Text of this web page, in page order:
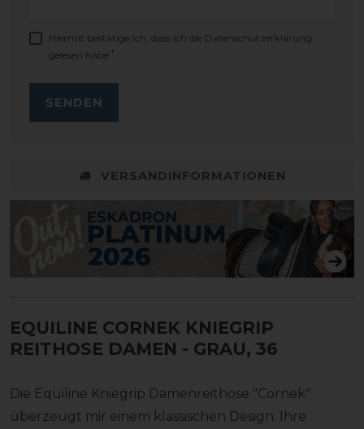
Hiermit bestätige ich, dass ich die Daten­schutz­erklärung
gelesen habe. *
SENDEN
VERSANDINFORMATIONEN
EQUILINE CORNEK KNIEGRIP
REITHOSE DAMEN - GRAU, 36
Die Equiline Kniegrip Damenreithose "Cornek"
überzeugt mir einem klassischen Design. Ihre